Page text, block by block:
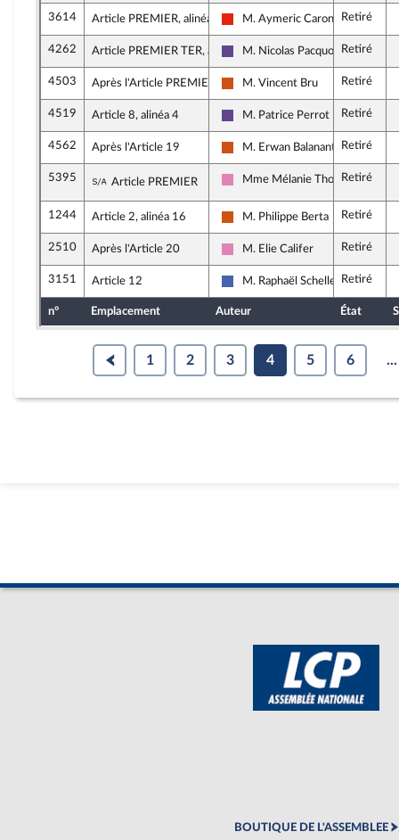
3614 Article PREMIER, alinéa 18
La France insoumise - Nouvelle
M. Aymeric Caron Retiré
4262 Article PREMIER TER, alinéa 2
Renaissance
M. Nicolas Pacquot Retiré
4503 Après l'Article PREMIER
Démocrate (MoDem et
M. Vincent Bru Retiré
4519 Article 8, alinéa 4
Renaissance
M. Patrice Perrot Retiré
4562 Après l'Article 19
Démocrate (MoDem et
M. Erwan Balanant Retiré
5395 Sous-amendement de l'amendement n°3952
Article PREMIER Socialistes et apparentés
Mme Mélanie ThominRetiré
1244 Article 2, alinéa 16
Démocrate (MoDem et
M. Philippe Berta Retiré
2510 Après l'Article 20
Socialistes et apparentés
M. Elie Califer Retiré
3151 Article 12
Les Républicains
M. Raphaël Schellenberger
Retiré
n° Emplacement Auteur État
1 2 3 4 5 6 ...
BOUTIQUE DE L'ASSEMBLEE